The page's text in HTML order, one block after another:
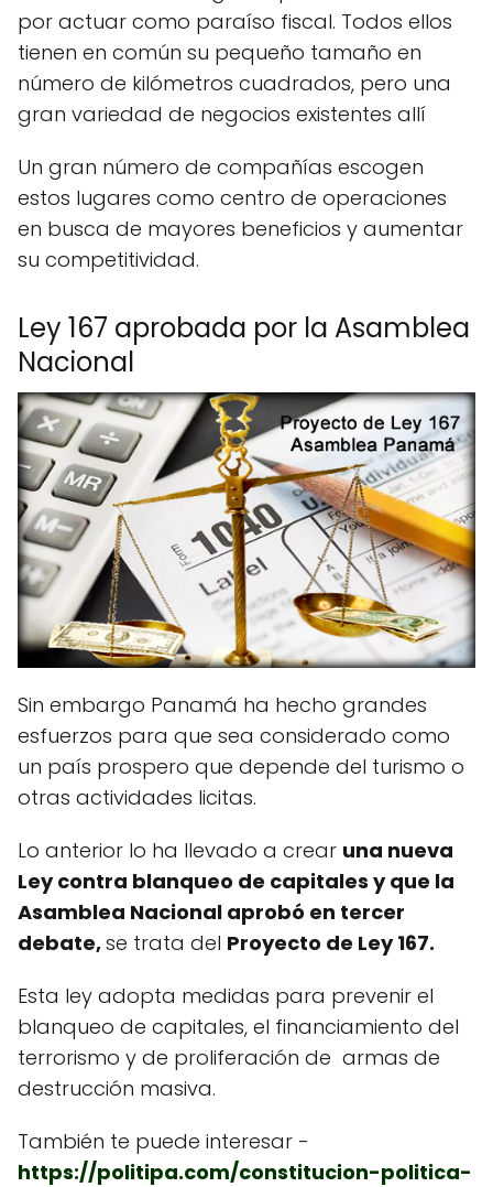
por actuar como paraíso fiscal. Todos ellos
tienen en común su pequeño tamaño en
número de kilómetros cuadrados, pero una
gran variedad de negocios existentes allí
Un gran número de compañías escogen
estos lugares como centro de operaciones
en busca de mayores beneficios y aumentar
su competitividad.
Ley 167 aprobada por la Asamblea
Nacional
Sin embargo Panamá ha hecho grandes
esfuerzos para que sea considerado como
un país prospero que depende del turismo o
otras actividades licitas.
Lo anterior lo ha llevado a crear una nueva
Ley contra blanqueo de capitales y que la
Asamblea Nacional aprobó en tercer
debate,se trata del Proyecto de Ley 167.
Esta ley adopta medidas para prevenir el
blanqueo de capitales, el financiamiento del
terrorismo y de proliferación de armas de
destrucción masiva.
También te puede interesar -
https://politipa.com/constitucion-politica-